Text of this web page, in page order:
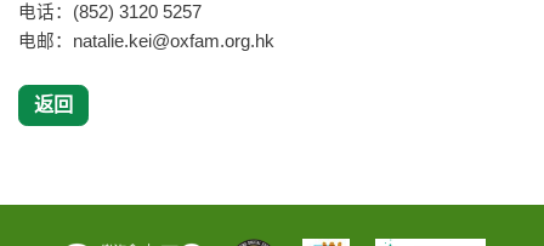
电话：(852) 3120 5257
电邮： natalie.kei@oxfam.org.hk
返回